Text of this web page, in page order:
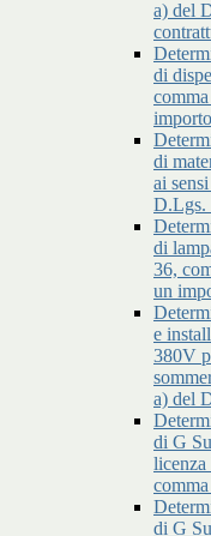
a) del
di
di
ai
D.Lgs.
di
36,
un
e
380V
a) del
di G
licenza
di G